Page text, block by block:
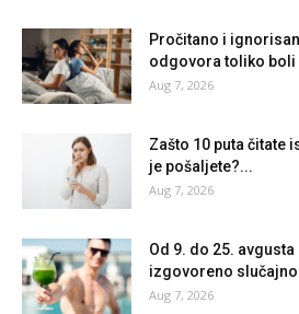
Pročitano i
odgovora toliko boli
Aug 7, 2026
Zašto 10 puta čitate
je pošaljete?...
Aug 7, 2026
Od 9. do 25.
izgovoreno
Aug 7, 2026